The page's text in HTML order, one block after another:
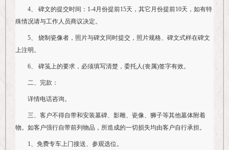
4、 碑文的提交时间：1-4月份提前15天，其它月份提前10天，如有特
殊情况请与工作人员商议决定。
5、 烧制瓷像者，照片与碑文同时提交，照片规格、碑文式样在碑文
上注明。
6、 碑笺上的要求，必须填写清楚，委托人(丧属)签字有效。
二、完款：
详情电话咨询。
三、客户不得自带和安装墓碑、影雕、瓷像、狮子等其他墓体附着
物。如客户强行自带前列物品，所造成的一切损失均由客户自行承担。
1、免费专车上门接送、参观选位。